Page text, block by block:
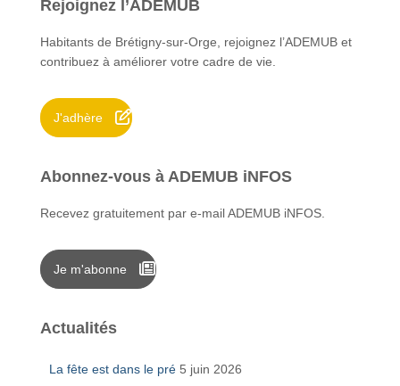
r
h
e
:
Rejoignez l’ADEMUB
Habitants de Brétigny-sur-Orge, rejoignez l’ADEMUB et
contribuez à améliorer votre cadre de vie.
J'adhère
Abonnez-vous à ADEMUB iNFOS
Recevez gratuitement par e-mail ADEMUB iNFOS.
Je m'abonne
Actualités
La fête est dans le pré 5 juin 2026